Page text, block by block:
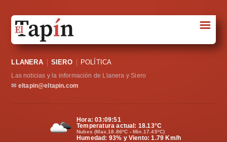
Sociedad
Política
☰
LLANERA SIERO POLÍTICA
Las noticias y la información de Llanera y Siero
✉ eltapin@eltapin.com
Hora:03:09:51
Temperatura actual: 18.13°C
Nubes (Max.18.86ºC - Min.17.45ºC)
Humedad: 93% y Viento: 1.79 Km/h